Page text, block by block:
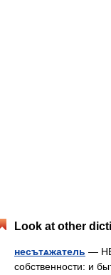
Look at other
несътѧжатель —
собственности: и